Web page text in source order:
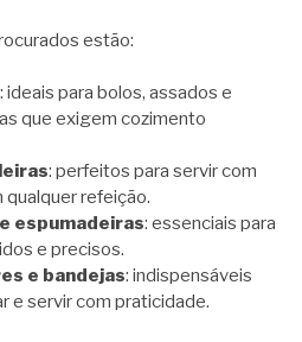
estão:
: ideais para bolos, assados e
que exigem cozimento
: perfeitos para servir com
qualquer refeição.
espumadeiras: essenciais para
e precisos.
e bandejas: indispensáveis
e servir com praticidade.